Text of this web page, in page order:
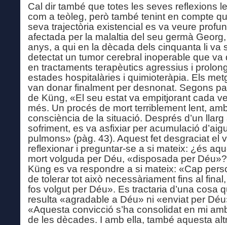
Cal dir també que totes les seves reflexions
com a teòleg, però també tenint en compte
seva trajectòria existencial es va veure
afectada per la malaltia del seu germà
anys, a qui en la dècada dels cinquanta li va
detectat un tumor cerebral inoperable que va
en tractaments terapèutics agressius i
estades hospitalàries i quimioteràpia. Els
van donar finalment per desnonat. Segons
de Küng, «El seu estat va empitjorant cada
més. Un procés de mort terriblement lent,
consciència de la situació. Després d’un llarg
sofriment, es va asfixiar per acumulació
pulmons» (pàg. 43). Aquest fet desgraciat el
reflexionar i preguntar-se a si mateix: ¿és
mort volguda per Déu, «disposada per
Küng es va respondre a si mateix: «Cap
de tolerar tot això necessàriament fins al
fos volgut per Déu». Es tractaria d’una cosa
resulta «agradable a Déu» ni «enviat per
«Aquesta convicció s’ha consolidat en mi
de les dècades. I amb ella, també aquesta